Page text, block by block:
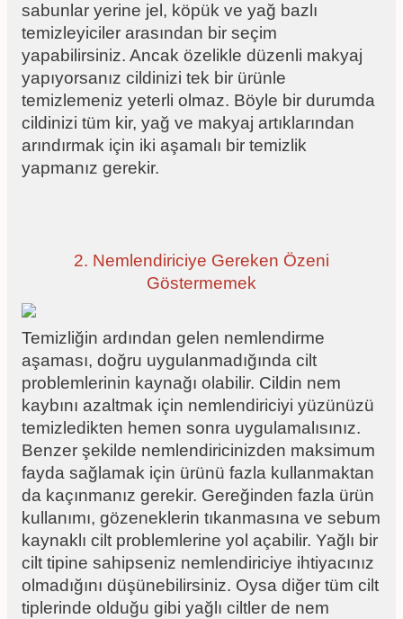
sabunlar yerine jel, köpük ve yağ bazlı
temizleyiciler arasından bir seçim
yapabilirsiniz. Ancak özelikle düzenli makyaj
yapıyorsanız cildinizi tek bir ürünle
temizlemeniz yeterli olmaz. Böyle bir durumda
cildinizi tüm kir, yağ ve makyaj artıklarından
arındırmak için iki aşamalı bir temizlik
yapmanız gerekir.
2. Nemlendiriciye Gereken Özeni
Göstermemek
Temizliğin ardından gelen nemlendirme
aşaması, doğru uygulanmadığında cilt
problemlerinin kaynağı olabilir. Cildin nem
kaybını azaltmak için nemlendiriciyi yüzünüzü
temizledikten hemen sonra uygulamalısınız.
Benzer şekilde nemlendiricinizden maksimum
fayda sağlamak için ürünü fazla kullanmaktan
da kaçınmanız gerekir. Gereğinden fazla ürün
kullanımı, gözeneklerin tıkanmasına ve sebum
kaynaklı cilt problemlerine yol açabilir. Yağlı bir
cilt tipine sahipseniz nemlendiriciye ihtiyacınız
olmadığını düşünebilirsiniz. Oysa diğer tüm cilt
tiplerinde olduğu gibi yağlı ciltler de nem